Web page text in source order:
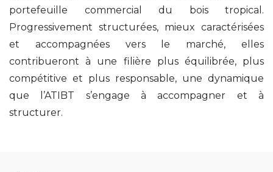
portefeuille commercial du bois tropical.
Progressivement structurées, mieux caractérisées
et accompagnées vers le marché, elles
contribueront à une filière plus équilibrée, plus
compétitive et plus responsable, une dynamique
que l’ATIBT s’engage à accompagner et à
structurer.